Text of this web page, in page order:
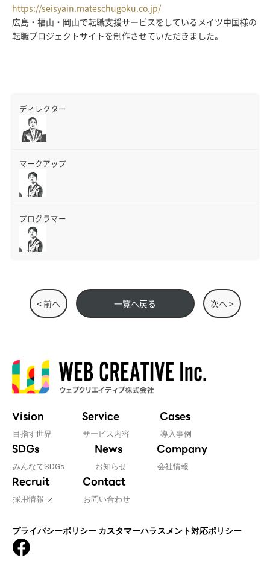
https://seisyain.mateschugoku.co.jp/
広島・福山・岡山で転職支援サービスをしているメイツ中国様の
転職プロジェクトサイトを制作させていただきました。
ディレクター
マークアップ
プログラマー
< 前へ 一覧へ戻る 次へ >
Vision
目指す世界
Service
サービス内容
Cases
導入事例
SDGs
みんなでSDGs
News
お知らせ
Company
会社情報
Recruit
採用情報
Contact
お問い合わせ
プライバシーポリシー カスタマーハラスメント対応ポリシー